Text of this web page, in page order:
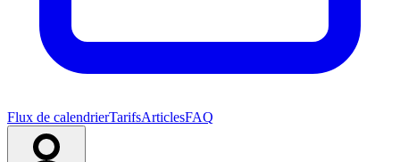
Flux de calendrierTarifsArticlesFAQ